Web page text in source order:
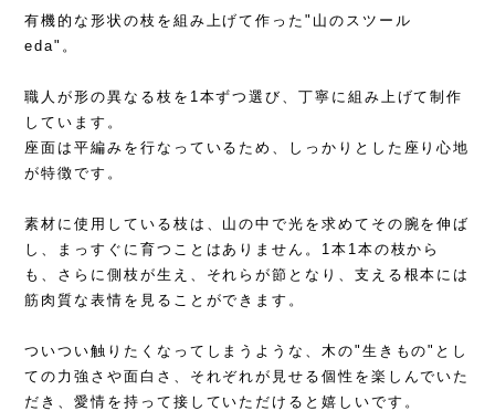
有機的な形状の枝を組み上げて作った"山のスツール
eda"。
職人が形の異なる枝を1本ずつ選び、丁寧に組み上げて制作
しています。
座面は平編みを行なっているため、しっかりとした座り心地
が特徴です。
素材に使用している枝は、山の中で光を求めてその腕を伸ば
し、まっすぐに育つことはありません。1本1本の枝から
も、さらに側枝が生え、それらが節となり、支える根本には
筋肉質な表情を見ることができます。
ついつい触りたくなってしまうような、木の"生きもの"とし
ての力強さや面白さ、それぞれが見せる個性を楽しんでいた
だき、愛情を持って接していただけると嬉しいです。